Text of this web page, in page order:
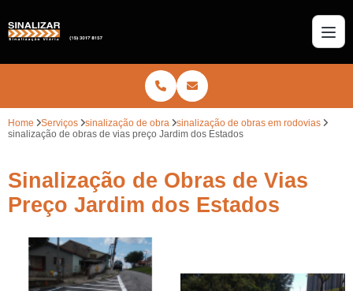
Home Serviços sinalização de obra
sinalização de obras em rodovias
sinalização de obras de vias preço Jardim dos Estados
Sinalização de Obras de Vias
Preço Jardim dos Estados